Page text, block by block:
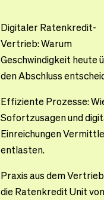
Digitaler Ratenkredit-
Vertrieb: Warum
Geschwindigkeit heute
den Abschluss
Effiziente Prozesse:
Sofortzusagen und
Einreichungen
entlasten.
Praxis aus dem
die Ratenkredit Unit von